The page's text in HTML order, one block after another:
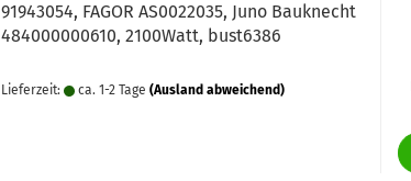
91943054, FAGOR AS0022035, Juno Bauknecht
484000000610, 2100Watt, bust6386
Lieferzeit: ca. 1-2 Tage (Ausland abweichend)